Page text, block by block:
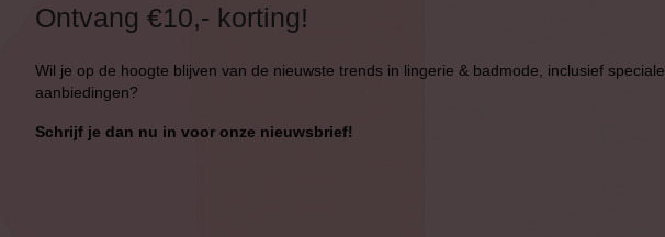
Ontvang €10,- korting!
Wil je op de hoogte blijven van de nieuwste trends in lingerie & badmode, inclusief speciale
aanbiedingen?
Schrijf je dan nu in voor onze nieuwsbrief!